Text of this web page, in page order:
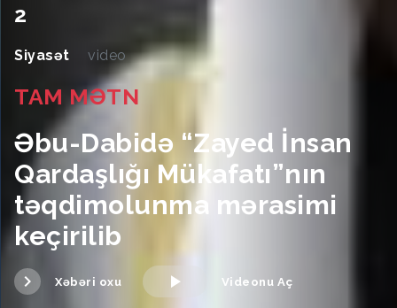
2
Siyasət video
TAM MƏTN
Əbu-Dabidə “Zayed İnsan
Qardaşlığı Mükafatı”nın
təqdimolunma mərasimi
keçirilib
Xəbəri oxu Videonu Aç